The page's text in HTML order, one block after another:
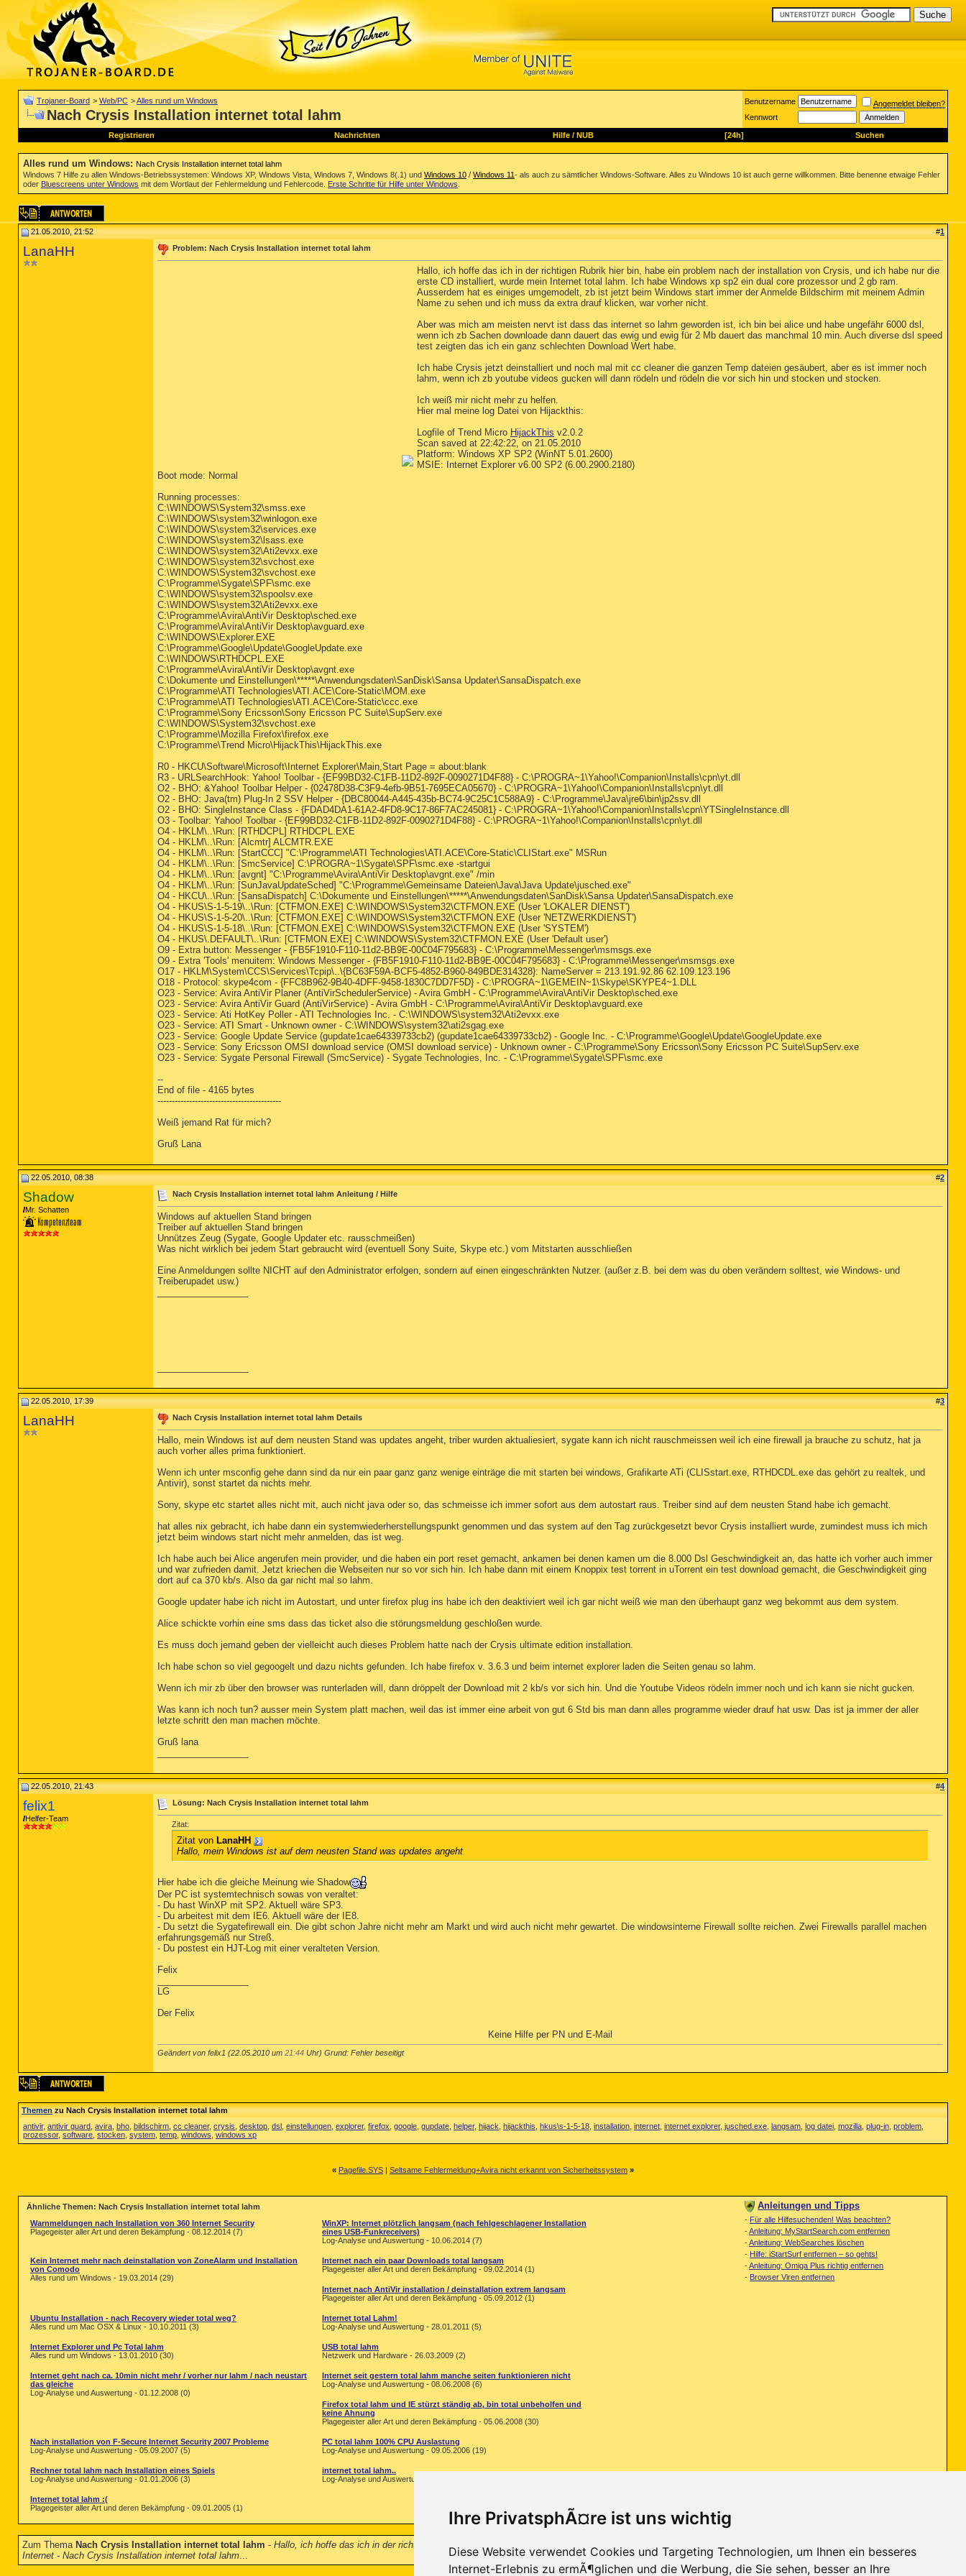
Ihre PrivatsphÃ¤re ist uns wichtig
Diese Website verwendet Cookies und Targeting Technologien, um Ihnen ein besseres
Internet-Erlebnis zu ermÃ¶glichen und die Werbung, die Sie sehen, besser an Ihre
Trojaner-Board > Web/PC >Alles rund um Windows
Nach Crysis Installation internet total lahm
Benutzername
Angemeldet bleiben?
Kennwort
Registrieren Nachrichten Hilfe/ NUB [24h] Suchen
Alles rund um Windows: Nach Crysis Installation internet total lahm
Windows 7 Hilfe zu allen Windows-Betriebssystemen: Windows XP, Windows Vista, Windows 7, Windows 8(.1) und Windows 10 / Windows 11- als auch zu sämtlicher Windows-Software. Alles zu Windows 10 ist auch gerne willkommen. Bitte benenne etwaige Fehler
oder Bluescreens unter Windows mit dem Wortlaut der Fehlermeldung und Fehlercode. Erste Schritte für Hilfe unter Windows
21.05.2010, 21:52 #1
LanaHH Problem: Nach Crysis Installation internet total lahm
Hallo, ich hoffe das ich in der richtigen Rubrik hier bin, habe ein problem nach der installation von Crysis, und ich habe nur die
erste CD installiert, wurde mein Internet total lahm. Ich habe Windows xp sp2 ein dual core prozessor und 2 gb ram.
Ausserdem hat es einiges umgemodelt, zb ist jetzt beim Windows start immer der Anmelde Bildschirm mit meinem Admin
Name zu sehen und ich muss da extra drauf klicken, war vorher nicht.
Aber was mich am meisten nervt ist dass das internet so lahm geworden ist, ich bin bei alice und habe ungefähr 6000 dsl,
wenn ich zb Sachen downloade dann dauert das ewig und ewig für 2 Mb dauert das manchmal 10 min. Auch diverse dsl speed
test zeigten das ich ein ganz schlechten Download Wert habe.
Ich habe Crysis jetzt deinstalliert und noch mal mit cc cleaner die ganzen Temp dateien gesäubert, aber es ist immer noch
lahm, wenn ich zb youtube videos gucken will dann rödeln und rödeln die vor sich hin und stocken und stocken.
Ich weiß mir nicht mehr zu helfen.
Hier mal meine log Datei von Hijackthis:
Logfile of Trend Micro HijackThis v2.0.2
Scan saved at 22:42:22, on 21.05.2010
Platform: Windows XP SP2 (WinNT 5.01.2600)
MSIE: Internet Explorer v6.00 SP2 (6.00.2900.2180)
Boot mode: Normal
Running processes:
C:\WINDOWS\System32\smss.exe
C:\WINDOWS\system32\winlogon.exe
C:\WINDOWS\system32\services.exe
C:\WINDOWS\system32\lsass.exe
C:\WINDOWS\system32\Ati2evxx.exe
C:\WINDOWS\system32\svchost.exe
C:\WINDOWS\System32\svchost.exe
C:\Programme\Sygate\SPF\smc.exe
C:\WINDOWS\system32\spoolsv.exe
C:\WINDOWS\system32\Ati2evxx.exe
C:\Programme\Avira\AntiVir Desktop\sched.exe
C:\Programme\Avira\AntiVir Desktop\avguard.exe
C:\WINDOWS\Explorer.EXE
C:\Programme\Google\Update\GoogleUpdate.exe
C:\WINDOWS\RTHDCPL.EXE
C:\Programme\Avira\AntiVir Desktop\avgnt.exe
C:\Dokumente und Einstellungen\*****\Anwendungsdaten\SanDisk\Sansa Updater\SansaDispatch.exe
C:\Programme\ATI Technologies\ATI.ACE\Core-Static\MOM.exe
C:\Programme\ATI Technologies\ATI.ACE\Core-Static\ccc.exe
C:\Programme\Sony Ericsson\Sony Ericsson PC Suite\SupServ.exe
C:\WINDOWS\System32\svchost.exe
C:\Programme\Mozilla Firefox\firefox.exe
C:\Programme\Trend Micro\HijackThis\HijackThis.exe
R0 - HKCU\Software\Microsoft\Internet Explorer\Main,Start Page = about:blank
R3 - URLSearchHook: Yahoo! Toolbar - {EF99BD32-C1FB-11D2-892F-0090271D4F88} - C:\PROGRA~1\Yahoo!\Companion\Installs\cpn\yt.dll
O2 - BHO: &Yahoo! Toolbar Helper - {02478D38-C3F9-4efb-9B51-7695ECA05670} - C:\PROGRA~1\Yahoo!\Companion\Installs\cpn\yt.dll
O2 - BHO: Java(tm) Plug-In 2 SSV Helper - {DBC80044-A445-435b-BC74-9C25C1C588A9} - C:\Programme\Java\jre6\bin\jp2ssv.dll
O2 - BHO: SingleInstance Class - {FDAD4DA1-61A2-4FD8-9C17-86F7AC245081} - C:\PROGRA~1\Yahoo!\Companion\Installs\cpn\YTSingleInstance.dll
O3 - Toolbar: Yahoo! Toolbar - {EF99BD32-C1FB-11D2-892F-0090271D4F88} - C:\PROGRA~1\Yahoo!\Companion\Installs\cpn\yt.dll
O4 - HKLM\..\Run: [RTHDCPL] RTHDCPL.EXE
O4 - HKLM\..\Run: [Alcmtr] ALCMTR.EXE
O4 - HKLM\..\Run: [StartCCC] "C:\Programme\ATI Technologies\ATI.ACE\Core-Static\CLIStart.exe" MSRun
O4 - HKLM\..\Run: [SmcService] C:\PROGRA~1\Sygate\SPF\smc.exe -startgui
O4 - HKLM\..\Run: [avgnt] "C:\Programme\Avira\AntiVir Desktop\avgnt.exe" /min
O4 - HKLM\..\Run: [SunJavaUpdateSched] "C:\Programme\Gemeinsame Dateien\Java\Java Update\jusched.exe"
O4 - HKCU\..\Run: [SansaDispatch] C:\Dokumente und Einstellungen\*****\Anwendungsdaten\SanDisk\Sansa Updater\SansaDispatch.exe
O4 - HKUS\S-1-5-19\..\Run: [CTFMON.EXE] C:\WINDOWS\System32\CTFMON.EXE (User 'LOKALER DIENST')
O4 - HKUS\S-1-5-20\..\Run: [CTFMON.EXE] C:\WINDOWS\System32\CTFMON.EXE (User 'NETZWERKDIENST')
O4 - HKUS\S-1-5-18\..\Run: [CTFMON.EXE] C:\WINDOWS\System32\CTFMON.EXE (User 'SYSTEM')
O4 - HKUS\.DEFAULT\..\Run: [CTFMON.EXE] C:\WINDOWS\System32\CTFMON.EXE (User 'Default user')
O9 - Extra button: Messenger - {FB5F1910-F110-11d2-BB9E-00C04F795683} - C:\Programme\Messenger\msmsgs.exe
O9 - Extra 'Tools' menuitem: Windows Messenger - {FB5F1910-F110-11d2-BB9E-00C04F795683} - C:\Programme\Messenger\msmsgs.exe
O17 - HKLM\System\CCS\Services\Tcpip\..\{BC63F59A-BCF5-4852-B960-849BDE314328}: NameServer = 213.191.92.86 62.109.123.196
O18 - Protocol: skype4com - {FFC8B962-9B40-4DFF-9458-1830C7DD7F5D} - C:\PROGRA~1\GEMEIN~1\Skype\SKYPE4~1.DLL
O23 - Service: Avira AntiVir Planer (AntiVirSchedulerService) - Avira GmbH - C:\Programme\Avira\AntiVir Desktop\sched.exe
O23 - Service: Avira AntiVir Guard (AntiVirService) - Avira GmbH - C:\Programme\Avira\AntiVir Desktop\avguard.exe
O23 - Service: Ati HotKey Poller - ATI Technologies Inc. - C:\WINDOWS\system32\Ati2evxx.exe
O23 - Service: ATI Smart - Unknown owner - C:\WINDOWS\system32\ati2sgag.exe
O23 - Service: Google Update Service (gupdate1cae64339733cb2) (gupdate1cae64339733cb2) - Google Inc. - C:\Programme\Google\Update\GoogleUpdate.exe
O23 - Service: Sony Ericsson OMSI download service (OMSI download service) - Unknown owner - C:\Programme\Sony Ericsson\Sony Ericsson PC Suite\SupServ.exe
O23 - Service: Sygate Personal Firewall (SmcService) - Sygate Technologies, Inc. - C:\Programme\Sygate\SPF\smc.exe
--
End of file - 4165 bytes
-------------------------------------------
Weiß jemand Rat für mich?
Gruß Lana
22.05.2010, 08:38 #2
Shadow
Mr. Schatten
Nach Crysis Installation internet total lahm Anleitung / Hilfe
Windows auf aktuellen Stand bringen
Treiber auf aktuellen Stand bringen
Unnützes Zeug (Sygate, Google Updater etc. rausschmeißen)
Was nicht wirklich bei jedem Start gebraucht wird (eventuell Sony Suite, Skype etc.) vom Mitstarten ausschließen
Eine Anmeldungen sollte NICHT auf den Administrator erfolgen, sondern auf einen eingeschränkten Nutzer. (außer z.B. bei dem was du oben verändern solltest, wie Windows- und
Treiberupadet usw.)
22.05.2010, 17:39 #3
LanaHH Nach Crysis Installation internet total lahm Details
Hallo, mein Windows ist auf dem neusten Stand was updates angeht, triber wurden aktualiesiert, sygate kann ich nicht rauschmeissen weil ich eine firewall ja brauche zu schutz, hat ja
auch vorher alles prima funktioniert.
Wenn ich unter msconfig gehe dann sind da nur ein paar ganz ganz wenige einträge die mit starten bei windows, Grafikarte ATi (CLISstart.exe, RTHDCDL.exe das gehört zu realtek, und
Antivir), sonst startet da nichts mehr.
Sony, skype etc startet alles nicht mit, auch nicht java oder so, das schmeisse ich immer sofort aus dem autostart raus. Treiber sind auf dem neusten Stand habe ich gemacht.
hat alles nix gebracht, ich habe dann ein systemwiederherstellungspunkt genommen und das system auf den Tag zurückgesetzt bevor Crysis installiert wurde, zumindest muss ich mich
jetzt beim windows start nicht mehr anmelden, das ist weg.
Ich habe auch bei Alice angerufen mein provider, und die haben ein port reset gemacht, ankamen bei denen kamen um die 8.000 Dsl Geschwindigkeit an, das hatte ich vorher auch immer
und war zufrieden damit. Jetzt kriechen die Webseiten nur so vor sich hin. Ich habe dann mit einem Knoppix test torrent in uTorrent ein test download gemacht, die Geschwindigkeit ging
dort auf ca 370 kb/s. Also da gar nicht mal so lahm.
Google updater habe ich nicht im Autostart, und unter firefox plug ins habe ich den deaktiviert weil ich gar nicht weiß wie man den überhaupt ganz weg bekommt aus dem system.
Alice schickte vorhin eine sms dass das ticket also die störungsmeldung geschloßen wurde.
Es muss doch jemand geben der vielleicht auch dieses Problem hatte nach der Crysis ultimate edition installation.
Ich habe schon so viel gegoogelt und dazu nichts gefunden. Ich habe firefox v. 3.6.3 und beim internet explorer laden die Seiten genau so lahm.
Wenn ich mir zb über den browser was runterladen will, dann dröppelt der Download mit 2 kb/s vor sich hin. Und die Youtube Videos rödeln immer noch und ich kann sie nicht gucken.
Was kann ich noch tun? ausser mein System platt machen, weil das ist immer eine arbeit von gut 6 Std bis man dann alles programme wieder drauf hat usw. Das ist ja immer der aller
letzte schritt den man machen möchte.
Gruß lana
22.05.2010, 21:43 #4
felix1
Helfer-Team
Lösung: Nach Crysis Installation internet total lahm
Zitat:
Zitat von LanaHH
Hallo, mein Windows ist auf dem neusten Stand was updates angeht
Hier habe ich die gleiche Meinung wie Shadow
Der PC ist systemtechnisch sowas von veraltet:
- Du hast WinXP mit SP2. Aktuell wäre SP3.
- Du arbeitest mit dem IE6. Aktuell wäre der IE8.
- Du setzt die Sygatefirewall ein. Die gibt schon Jahre nicht mehr am Markt und wird auch nicht mehr gewartet. Die windowsinterne Firewall sollte reichen. Zwei Firewalls parallel machen
erfahrungsgemäß nur Streß.
- Du postest ein HJT-Log mit einer veralteten Version.
Felix
LG
Der Felix
Keine Hilfe per PN und E-Mail
Geändert von felix1 (22.05.2010 um 21:44 Uhr) Grund: Fehler beseitigt
Themenzu Nach Crysis Installation internet total lahm
antivir, antivir guard avira bho bildschirm cc cleaner, crysis desktop dsl einstellungen explorer, firefox google gupdate helper, hijack hijackthis hkus\s-1-5-18 installation internet internet explorer, jusched.exe langsam log datei mozilla plug-in problem
prozessor, software stocken system temp windows windows xp
« Pagefile.SYS | Seltsame Fehlermeldung+Avira nicht erkannt von Sicherheitssystem »
Ähnliche Themen: Nach Crysis Installation internet total lahm
Warnmeldungen nach Installation von 360 Internet Security
Plagegeister aller Art und deren Bekämpfung - 08.12.2014 (7)
WinXP: Internet plötzlich langsam (nach fehlgeschlagener Installation
eines USB-Funkreceivers)
Log-Analyse und Auswertung - 10.06.2014 (7)
Kein Internet mehr nach deinstallation von ZoneAlarm und Installation
von Comodo
Alles rund um Windows - 19.03.2014 (29)
Internet nach ein paar Downloads total langsam
Plagegeister aller Art und deren Bekämpfung - 09.02.2014 (1)
Internet nach AntiVir installation / deinstallation extrem langsam
Plagegeister aller Art und deren Bekämpfung - 05.09.2012 (1)
Ubuntu Installation - nach Recovery wieder total weg?
Alles rund um Mac OSX & Linux - 10.10.2011 (3)
Internet total Lahm!
Log-Analyse und Auswertung - 28.01.2011 (5)
Internet Explorer und Pc Total lahm
Alles rund um Windows - 13.01.2010 (30)
USB total lahm
Netzwerk und Hardware - 26.03.2009 (2)
Internet geht nach ca. 10min nicht mehr / vorher nur lahm / nach neustart
das gleiche
Log-Analyse und Auswertung - 01.12.2008 (0)
Internet seit gestern total lahm manche seiten funktionieren nicht
Log-Analyse und Auswertung - 08.06.2008 (6)
Firefox total lahm und IE stürzt ständig ab, bin total unbeholfen und
keine Ahnung
Plagegeister aller Art und deren Bekämpfung - 05.06.2008 (30)
Nach installation von F-Secure Internet Security 2007 Probleme
Log-Analyse und Auswertung - 05.09.2007 (5)
PC total lahm 100% CPU Auslastung
Log-Analyse und Auswertung - 09.05.2006 (19)
Rechner total lahm nach Installation eines Spiels
Log-Analyse und Auswertung - 01.01.2006 (3)
internet total lahm..
Log-Analyse und Auswertung - 07.04.2005 (16)
Internet total lahm :(
Plagegeister aller Art und deren Bekämpfung - 09.01.2005 (1)
Anleitungen und Tipps
- Für alle Hilfesuchenden! Was beachten?
-Anleitung: MyStartSearch.com entfernen
-Anleitung: WebSearches löschen
- Hilfe: iStartSurf entfernen – so gehts!
-Anleitung: Omiga Plus richtig entfernen
- Browser Viren entfernen
Zum Thema Nach Crysis Installation internet total lahm - Hallo, ich hoffe das ich in der richtigen Rubrik hier bin, habe ein problem nach der installation von Crysis, und ich habe nur die erste CD installiert, wurde mein
Internet - Nach Crysis Installation internet total lahm...